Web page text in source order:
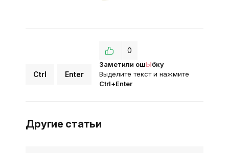
Ctrl Enter
Заметили ошЫбку
Выделите текст и нажмите
Ctrl+Enter
0
Другие статьи